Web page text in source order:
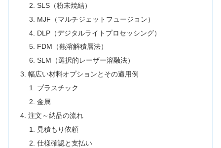
SLS（粉末焼結）
MJF（マルチジェットフュージョン）
DLP（デジタルライトプロセッシング）
FDM（熱溶解積層法）
SLM（選択的レーザー溶融法）
幅広い材料オプションとその適用例
プラスチック
金属
注文～納品の流れ
見積もり依頼
仕様確認と支払い